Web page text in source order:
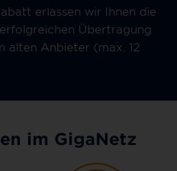
erlassen wir Ihnen die
Übertragung
alten Anbieter (max. 12
im GigaNetz